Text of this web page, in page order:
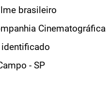
brasileiro
Cinematográfica
- SP